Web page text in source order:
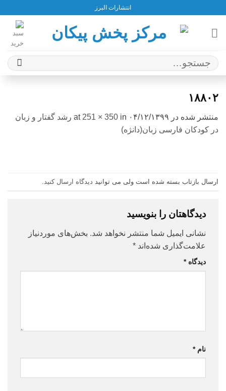
content
انتشارات البرز
جستجو
برای:
۱۸۸۰۲
منتشر شده در ۰۴/۱۲/۱۳۹۹ 251 × 350 in
رشد گفتار و زبان
در کودکان فارسی زبان(دانژه)
ارسال بازتاب بسته شده است ولی می توانید دیدگاه ارسال کنید
دیدگاهتان را بنویسید
نشانی ایمیل شما منتشر نخواهد شد. بخش‌های موردنیاز
علامت‌گذاری شده‌اند *
دیدگاه*
نام*